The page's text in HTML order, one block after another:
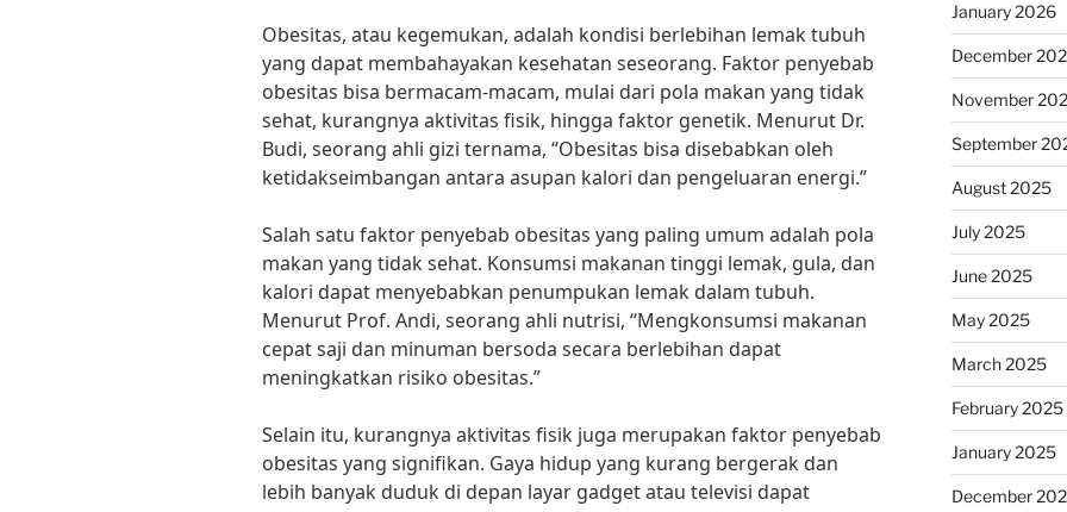
Obesitas, atau kegemukan, adalah kondisi berlebihan lemak tubuh
yang dapat membahayakan kesehatan seseorang. Faktor penyebab
obesitas bisa bermacam-macam, mulai dari pola makan yang tidak
sehat, kurangnya aktivitas fisik, hingga faktor genetik. Menurut Dr.
Budi, seorang ahli gizi ternama, “Obesitas bisa disebabkan oleh
ketidakseimbangan antara asupan kalori dan pengeluaran energi.”
Salah satu faktor penyebab obesitas yang paling umum adalah pola
makan yang tidak sehat. Konsumsi makanan tinggi lemak, gula, dan
kalori dapat menyebabkan penumpukan lemak dalam tubuh.
Menurut Prof. Andi, seorang ahli nutrisi, “Mengkonsumsi makanan
cepat saji dan minuman bersoda secara berlebihan dapat
meningkatkan risiko obesitas.”
Selain itu, kurangnya aktivitas fisik juga merupakan faktor penyebab
obesitas yang signifikan. Gaya hidup yang kurang bergerak dan
lebih banyak duduk di depan layar gadget atau televisi dapat
January 2026
December
November
September
August 2025
July 2025
June 2025
May 2025
March 2025
February 2025
January 2025
December